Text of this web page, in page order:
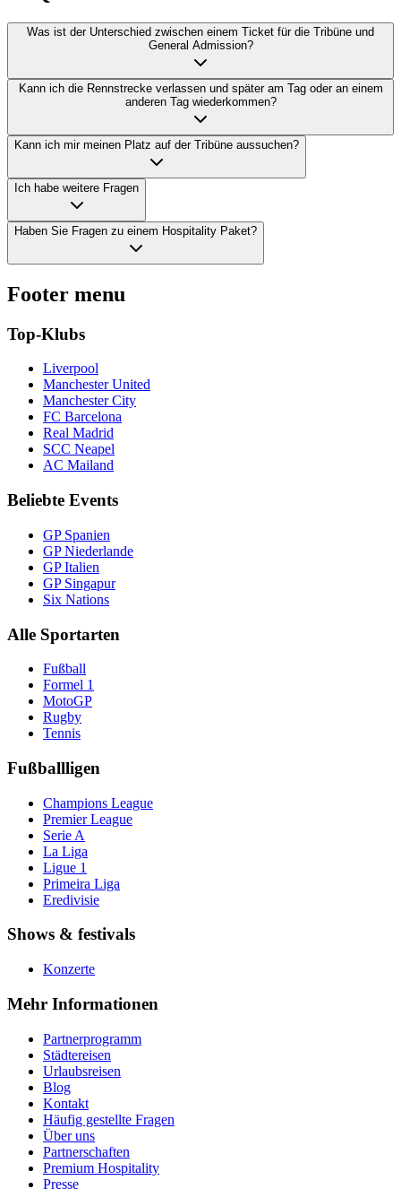
Was ist der Unterschied zwischen einem Ticket für die Tribüne und
General Admission?
Kann ich die Rennstrecke verlassen und später am Tag oder an einem
anderen Tag wiederkommen?
Kann ich mir meinen Platz auf der Tribüne aussuchen?
Ich habe weitere Fragen
Haben Sie Fragen zu einem Hospitality Paket?
Footer menu
Top-Klubs
Liverpool
Manchester United
Manchester City
FC Barcelona
Real Madrid
SCC Neapel
AC Mailand
Beliebte Events
GP Spanien
GP Niederlande
GP Italien
GP Singapur
Six Nations
Alle Sportarten
Fußball
Formel 1
MotoGP
Rugby
Tennis
Fußballligen
Champions League
Premier League
Serie A
La Liga
Ligue 1
Primeira Liga
Eredivisie
Shows & festivals
Konzerte
Mehr Informationen
Partnerprogramm
Städtereisen
Urlaubsreisen
Blog
Kontakt
Häufig gestellte Fragen
Über uns
Partnerschaften
Premium Hospitality
Presse